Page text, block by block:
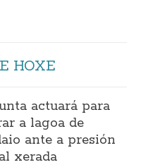
HOXE
actuará para
a lagoa de
ante a presión
xerada